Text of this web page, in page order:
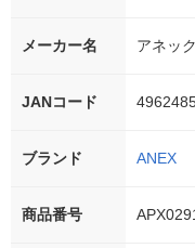
メーカー名 アネッ
JANコード
ブランド ANEX
商品番号